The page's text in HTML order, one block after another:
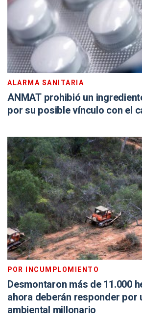
ALARMA SANITARIA
ANMAT prohibió un
por su posible vínculo con el
POR INCUMPLOMIENTO
Desmontaron más de 11.000
ahora deberán responder por
ambiental millonario